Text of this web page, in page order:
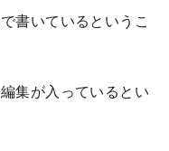
書いているというこ
集が入っているとい